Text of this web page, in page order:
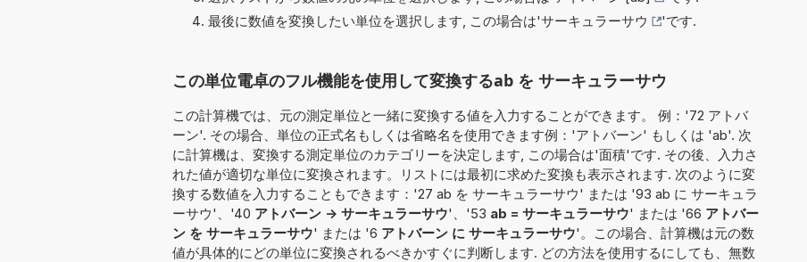
最後に数値を変換したい単位を選択します, この場合は'サーキュラーサウ 'です.
この単位電卓のフル機能を使用して変換するab を サーキュラーサウ
この計算機では、元の測定単位と一緒に変換する値を入力することができます。 例：'72 アトバ
ーン'. その場合、単位の正式名もしくは省略名を使用できます例：'アトバーン' もしくは 'ab'. 次
に計算機は、変換する測定単位のカテゴリーを決定します, この場合は'面積'です. その後、入力さ
れた値が適切な単位に変換されます。リストには最初に求めた変換も表示されます. 次のように変
換する数値を入力することもできます：'27 ab を サーキュラーサウ' または '93 ab に サーキュラ
ーサウ'、'40 アトバーン -> サーキュラーサウ'、'53 ab = サーキュラーサウ' または '66 アトバー
ン を サーキュラーサウ' または '6 アトバーン に サーキュラーサウ'。この場合、計算機は元の数
値が具体的にどの単位に変換されるべきかすぐに判断します. どの方法を使用するにしても、無数